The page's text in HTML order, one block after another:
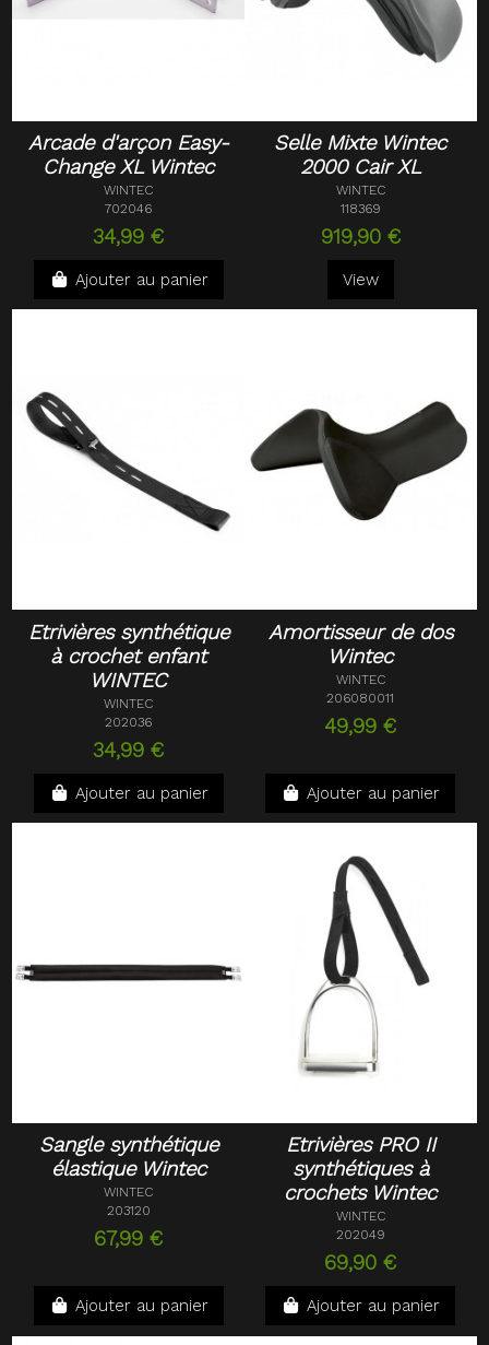
Arcade d'arçon Easy-
Change XL Wintec
WINTEC
702046
34,99 €
Ajouter au panier
Selle Mixte Wintec
2000 Cair XL
WINTEC
118369
919,90 €
View
Etrivières synthétique
à crochet enfant
WINTEC
WINTEC
202036
34,99 €
Ajouter au panier
Amortisseur de dos
Wintec
WINTEC
206080011
49,99 €
Ajouter au panier
Sangle synthétique
élastique Wintec
WINTEC
203120
67,99 €
Ajouter au panier
Etrivières PRO II
synthétiques à
crochets Wintec
WINTEC
202049
69,90 €
Ajouter au panier